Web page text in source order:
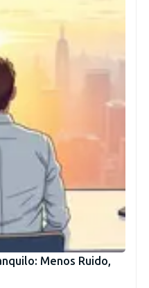
Menos Ruido,